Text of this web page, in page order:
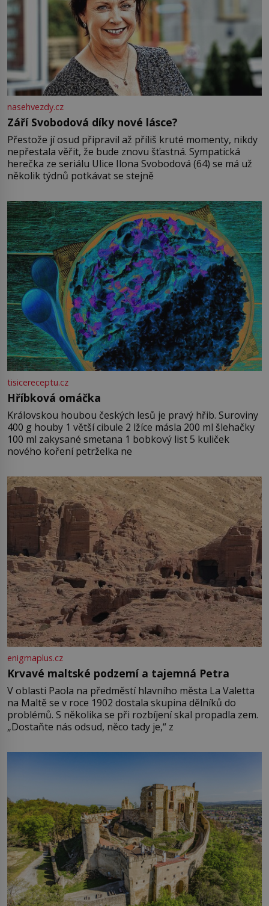
nasehvezdy.cz
Září Svobodová díky nové lásce?
Přestože jí osud připravil až příliš kruté momenty, nikdy
nepřestala věřit, že bude znovu šťastná. Sympatická
herečka ze seriálu Ulice Ilona Svobodová (64) se má už
několik týdnů potkávat se stejně
tisicereceptu.cz
Hříbková omáčka
Královskou houbou českých lesů je pravý hřib. Suroviny
400 g houby 1 větší cibule 2 lžíce másla 200 ml šlehačky
100 ml zakysané smetana 1 bobkový list 5 kuliček
nového koření petrželka ne
enigmaplus.cz
Krvavé maltské podzemí a tajemná Petra
V oblasti Paola na předměstí hlavního města La Valetta
na Maltě se v roce 1902 dostala skupina dělníků do
problémů. S několika se při rozbíjení skal propadla zem.
„Dostaňte nás odsud, něco tady je,“ z